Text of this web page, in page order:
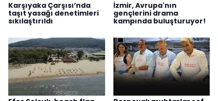
Karşıyaka Çarşısı’nda
taşıt yasağı denetimleri
sıkılaştırıldı
İzmir, Avrupa'nın
gençlerini drama
kampında buluşturuyor!